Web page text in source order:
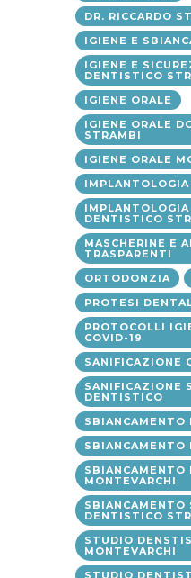
DR. RICCARDO
IGIENE E
IGIENE E
DENTISTICO
IGIENE ORALE
IGIENE ORALE
STRAMBI
IGIENE ORALE
IMPLANTOLOGIA
DENTISTICO
MASCHERINE E
TRASPARENTI
ORTODONZIA
PROTESI
PROTOCOLLI
COVID-19
SANIFICAZIONE
SANIFICAZIONE
DENTISTICO
SBIANCAMENTO
SBIANCAMENTO
SBIANCAMENTO
MONTEVARCHI
SBIANCAMENTO
DENTISTICO
STUDIO
MONTEVARCHI
STUDIO